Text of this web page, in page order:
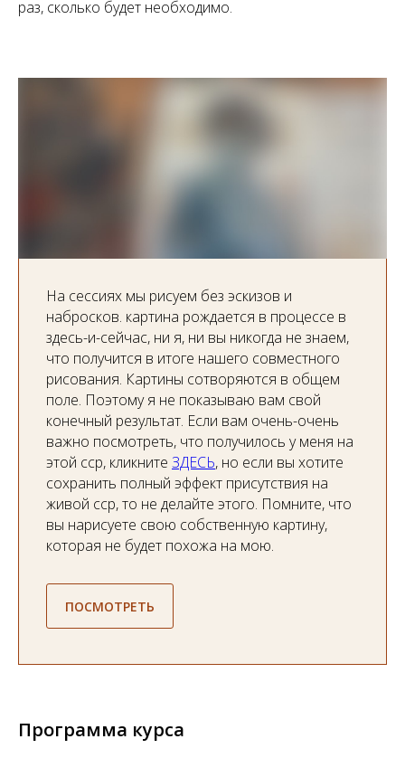
раз, сколько будет необходимо.
На сессиях мы рисуем без эскизов и
набросков. картина рождается в процессе в
здесь-и-сейчас, ни я, ни вы никогда не знаем,
что получится в итоге нашего совместного
рисования. Картины сотворяются в общем
поле. Поэтому я не показываю вам свой
конечный результат. Если вам очень-очень
важно посмотреть, что получилось у меня на
этой сср, кликните ЗДЕСЬ, но если вы хотите
сохранить полный эффект присутствия на
живой сср, то не делайте этого. Помните, что
вы нарисуете свою собственную картину,
которая не будет похожа на мою.
ПОСМОТРЕТЬ
Программа курса